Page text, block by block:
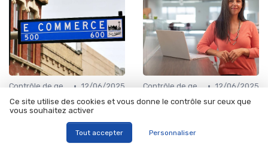
Contrôle de gestion & FP&A • 12/06/2025
Comprendre le controle de
gestion et son impact sur la
Contrôle de gestion & FP&A • 12/06/2025
Cogs definition et
Ce site utilise des cookies et vous donne le contrôle sur ceux que
vous souhaitez activer
Tout accepter Personnaliser